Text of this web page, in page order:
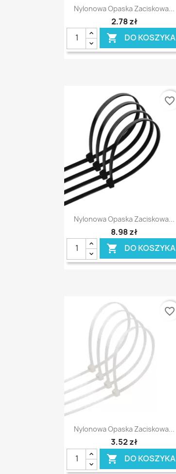
Szybki podgląd
Nylonowa Opaska Zaciskowa...
2,78 zł
 DO KOSZYKA
Szybki podgląd
Nylonowa Opaska Zaciskowa...
8,98 zł
 DO KOSZYKA
favorite_border
Szybki podgląd
Nylonowa Opaska Zaciskowa...
3,52 zł
 DO KOSZYKA
favorite_border